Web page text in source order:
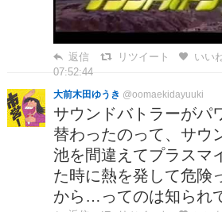
返信 リツイート いい
07:52:44
大前木田ゆうき @oomaekidayuuki
サウンドバトラーがパ
替わったのって、サウ
池を間違えてプラスマ
た時に熱を発して危険
から…ってのは知られ